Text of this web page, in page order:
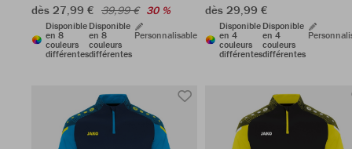
dès 27,99 € 39,99 € 30 %
Disponible
en 8
couleurs
différentes
Disponible
en 8
couleurs
différentes
Personnalisable
dès 29,99 €
Disponible
en 4
couleurs
différentes
Disponible
en 4
couleurs
différentes